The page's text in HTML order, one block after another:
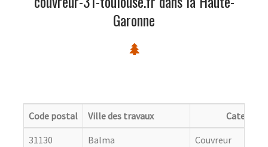
Garonne
Code postal Ville des travaux
Categorie
31130
Balma
Couvreur